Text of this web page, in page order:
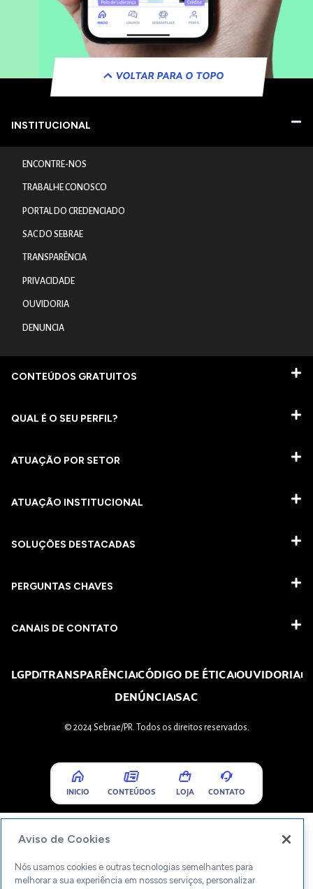
VOLTAR PARA O TOPO
INSTITUCIONAL
ENCONTRE-NOS
TRABALHE CONOSCO
PORTAL DO CREDENCIADO
SAC DO SEBRAE
TRANSPARÊNCIA
PRIVACIDADE
OUVIDORIA
DENUNCIA
CONTEÚDOS GRATUITOS
QUAL É O SEU PERFIL?
ATUAÇÃO POR SETOR
ATUAÇÃO INSTITUCIONAL
SOLUÇÕES DESTACADAS
PERGUNTAS CHAVES​
CANAIS DE CONTATO
LGPDTRANSPARÊNCIACÓDIGO DE ÉTICAOUVIDORIA
DENÚNCIASAC
© 2024 Sebrae/PR. Todos os direitos reservados.
INICIO CONTEÚDOS LOJA CONTATO
Aviso de Cookies
Nós usamos cookies e outras tecnologias semelhantes para
melhorar a sua experiência em nossos serviços, personalizar